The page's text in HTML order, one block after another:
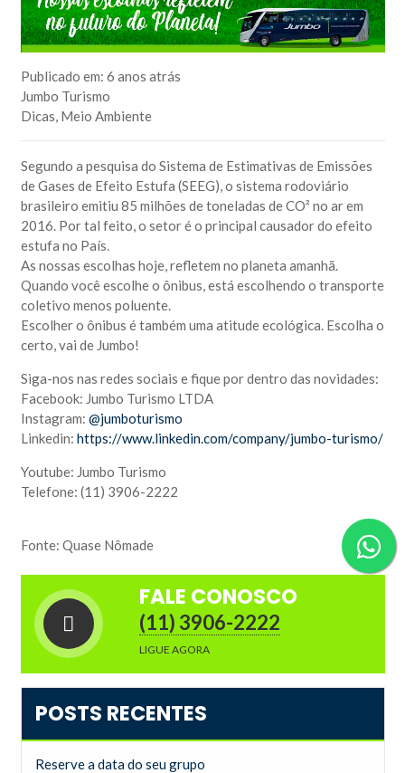
Publicado em: 6 anos atrás
Jumbo Turismo
Dicas, Meio Ambiente
Segundo a pesquisa do Sistema de Estimativas de Emissões
de Gases de Efeito Estufa (SEEG), o sistema rodoviário
brasileiro emitiu 85 milhões de toneladas de CO² no ar em
2016. Por tal feito, o setor é o principal causador do efeito
estufa no País.
As nossas escolhas hoje, refletem no planeta amanhã.
Quando você escolhe o ônibus, está escolhendo o transporte
coletivo menos poluente.
Escolher o ônibus é também uma atitude ecológica. Escolha o
certo, vai de Jumbo!
Siga-nos nas redes sociais e fique por dentro das novidades:
Facebook: Jumbo Turismo LTDA
Instagram: @jumboturismo
Linkedin: https://www.linkedin.com/company/jumbo-turismo/
Youtube: Jumbo Turismo
Telefone: (11) 3906-2222
Fonte: Quase Nômade
FALE CONOSCO
(11) 3906-2222
LIGUE AGORA
POSTS RECENTES
Reserve a data do seu grupo